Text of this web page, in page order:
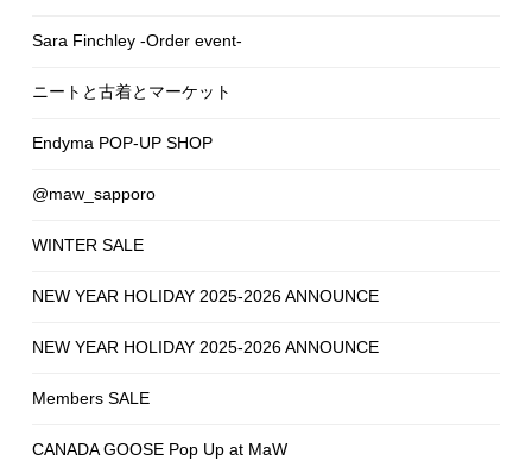
Sara Finchley -Order event-
ニートと古着とマーケット
Endyma POP-UP SHOP
@maw_sapporo
WINTER SALE
NEW YEAR HOLIDAY 2025-2026 ANNOUNCE
NEW YEAR HOLIDAY 2025-2026 ANNOUNCE
Members SALE
CANADA GOOSE Pop Up at MaW